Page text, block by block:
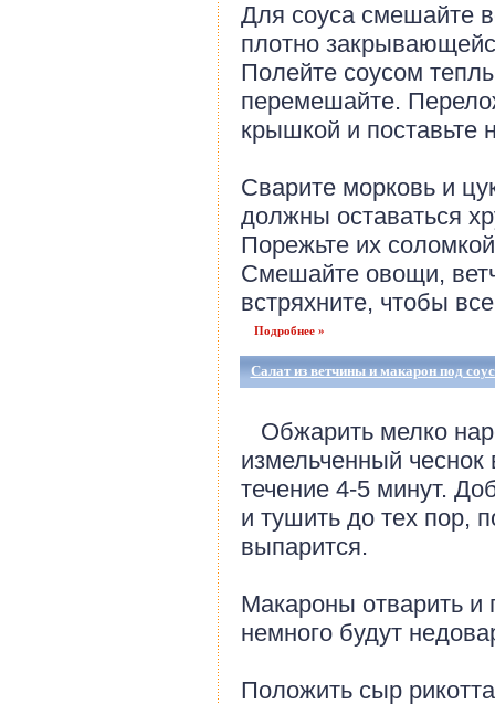
Для соуса смешайте
плотно
Полейте соусом
перемешайте.
крышкой и поставьте
Сварите морковь и
должны оставаться
Порежьте их
Смешайте овощи,
встряхните, чтобы
Подробнее »
Салат из ветчины и макарон под
Обжарить мелко
измельченный
течение 4-5 минут.
и тушить до тех пор,
выпарится.
Макароны отварить
немного будут
Положить сыр